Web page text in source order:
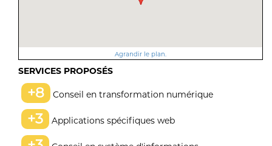
Agrandir le plan.
SERVICES PROPOSÉS
+8 Conseil en transformation numérique
+3 Applications spécifiques web